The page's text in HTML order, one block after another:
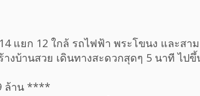
แยก 12 ใกล้ รถไฟฟ้า พระโขนง และสา
งบ้านสวย เดินทางสะดวกสุดๆ 5 นาที ไป
ล้าน ****